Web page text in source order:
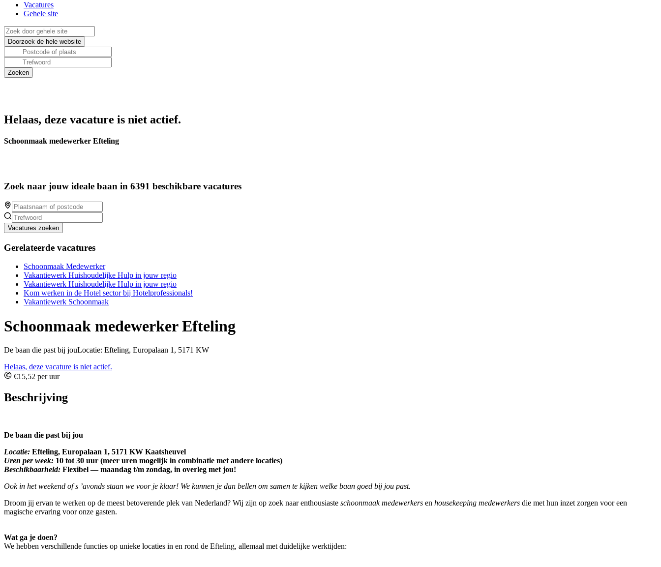
Vacatures
Gehele site
Helaas, deze vacature is niet actief.
Schoonmaak medewerker Efteling
Zoek naar jouw ideale baan in 6391 beschikbare vacatures
Vacatures zoeken
Gerelateerde vacatures
Schoonmaak Medewerker
Vakantiewerk Huishoudelijke Hulp in jouw regio
Vakantiewerk Huishoudelijke Hulp in jouw regio
Kom werken in de Hotel sector bij Hotelprofessionals!
Vakantiewerk Schoonmaak
Schoonmaak medewerker Efteling
De baan die past bij jouLocatie: Efteling, Europalaan 1, 5171 KW
Helaas, deze vacature is niet actief.
€15,52 per uur
Beschrijving
De baan die past bij jou
Locatie: Efteling, Europalaan 1, 5171 KW Kaatsheuvel
Uren per week: 10 tot 30 uur (meer uren mogelijk in combinatie met andere locaties)
Beschikbaarheid: Flexibel — maandag t/m zondag, in overleg met jou!
Ook in het weekend of s ’avonds staan we voor je klaar! We kunnen je dan bellen om samen te kijken welke baan goed bij jou past.
Droom jij ervan te werken op de meest betoverende plek van Nederland? Wij zijn op zoek naar enthousiaste schoonmaak medewerkers en housekeeping medewerkers die met hun inzet zorgen voor een
magische ervaring voor onze gasten.
Wat ga je doen?
We hebben verschillende functies op unieke locaties in en rond de Efteling, allemaal met duidelijke werktijden: